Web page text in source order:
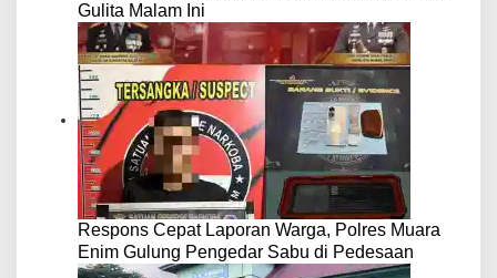
Gulita Malam Ini
Respons Cepat Laporan Warga, Polres Muara
Enim Gulung Pengedar Sabu di Pedesaan